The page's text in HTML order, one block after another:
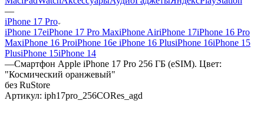
—
iPhone 17 Pro
iPhone 17eiPhone 17 Pro MaxiPhone AiriPhone 17iPhone 16 Pro
MaxiPhone 16 ProiPhone 16e iPhone 16 PlusiPhone 16iPhone 15
PlusiPhone 15iPhone 14
—Смартфон Apple iPhone 17 Pro 256 ГБ (eSIM). Цвет:
"Космический оранжевый"
без RuStore
Артикул: iph17pro_256CORes_agd